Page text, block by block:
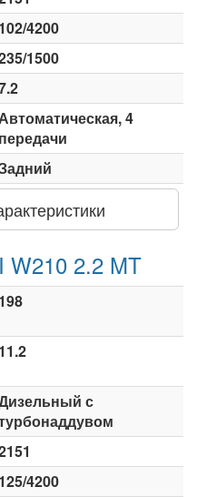
102/4200
1500
Автоматическая, 4
передачи
W210 2.2 MT
198
11.2
с
125/4200